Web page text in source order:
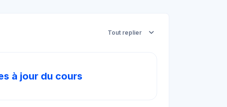
Tout replier
à jour du cours